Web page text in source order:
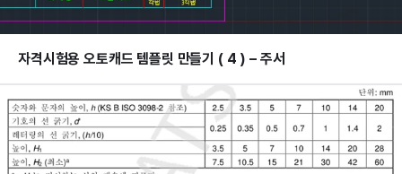
자격시험용 오토캐드 템플릿 만들기 ( 4 ) – 주서